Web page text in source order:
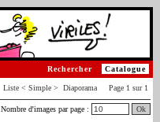
Catalogue
Rechercher
Liste < Simple > Diaporama Page 1 sur 1
Nombre d'images par page : Ok